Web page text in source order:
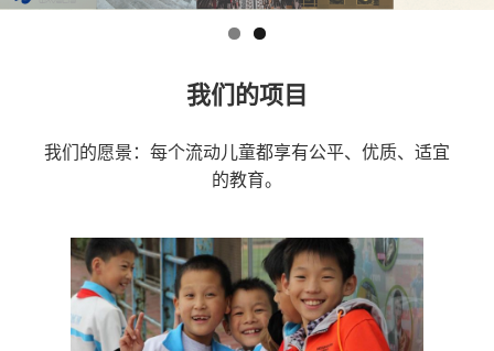
我们的项目
我们的愿景：每个流动儿童都享有公平、优质、适宜
的教育。